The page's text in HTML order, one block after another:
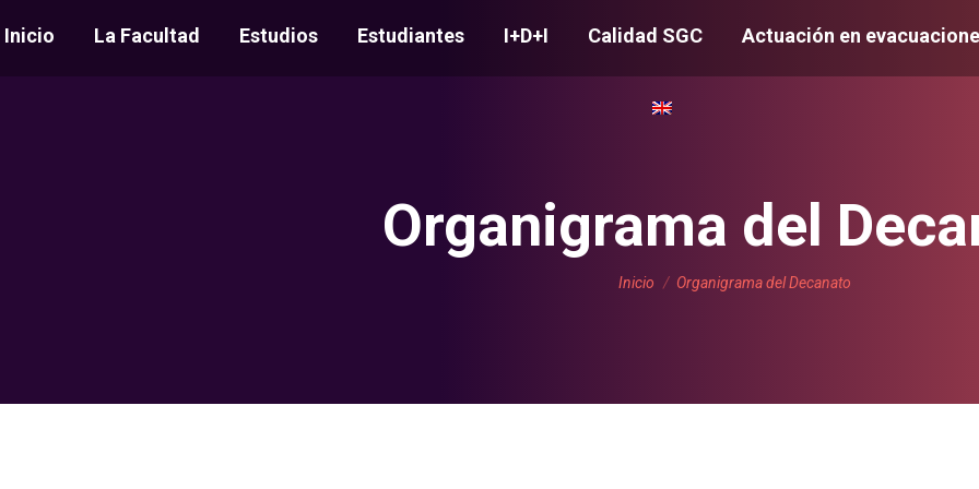
Inicio La Facultad Estudios Estudiantes I+D+I Calidad SGC Actuación en
Organigrama del
Estás aquí:
Inicio Organigrama del Decanato